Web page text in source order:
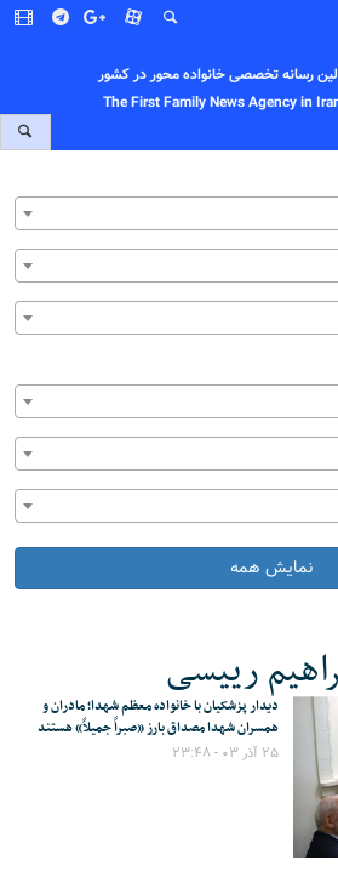
رسانه تخصصی خانواده محور در کشور
The First Family News Agency in
نمایش همه
رییسی
دیدار پزشکیان با خانواده معظم شهدا؛ مادران و
همسران شهدا مصداق بارز «صبراً جمیلاً» هستند
۲۵ آذر ۰۳ - ۲۳:۴۸